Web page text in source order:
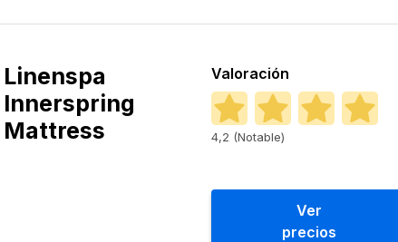
Linenspa
Innerspring
Mattress
Valoración
4,2 (Notable)
Ver
precios